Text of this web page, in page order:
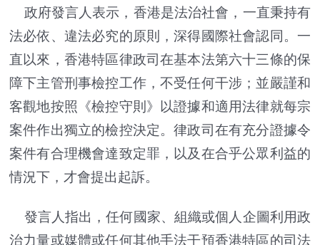
政府發言人表示，香港是法治社會，一直秉持有
法必依、違法必究的原則，深得國際社會認同。一
直以來，香港特區律政司在基本法第六十三條的保
障下主管刑事檢控工作，不受任何干涉；並嚴謹和
客觀地按照《檢控守則》以證據和適用法律就每宗
案件作出獨立的檢控決定。律政司在有充分證據令
案件有合理機會達致定罪，以及在合乎公眾利益的
情況下，才會提出起訴。
發言人指出，任何國家、組織或個人企圖利用政
治力量或媒體或任何其他手法干預香港特區的司法